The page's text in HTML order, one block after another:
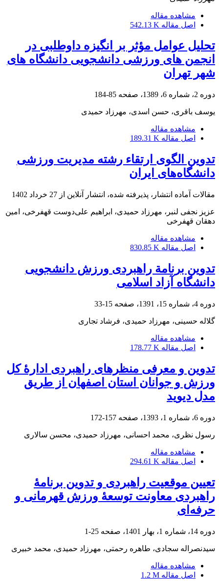
مشاهده مقاله
اصل مقاله 542.13 K
تحلیل عوامل مؤثر بر انگیزه داوطلبی در
انجمن های ورزشی دانشجویی دانشگاه های
شهر تهران
دوره 2، شماره 6، 1389، صفحه 85-184
یوسف باقری، حسن اسدی، مهرزاد حمیدی
مشاهده مقاله
اصل مقاله 189.31 K
تدوین الگوی ارتقاء رشته مدیریت ورزشی
دانشگاه‌های ایران
مقالات آماده انتشار، پذیرفته شده، انتشار آنلاین از 27 خرداد 1402
عزیز نجفی لنبر، مهرزاد حمیدی، ابراهیم علی‌دوست قهفرخی، امین
دهقان قهفرخی
مشاهده مقاله
اصل مقاله 830.85 K
تدوین برنامة راهبردی ورزش دانشجویی
دانشگاه آزاد اسلامی
دوره 4، شماره 15، 1391، صفحه 15-33
گلاله حسینی، مهرزاد حمیدی، فرشاد تجاری
مشاهده مقاله
اصل مقاله 178.77 K
تدوین و معرفی منظرهای راهبردی ادارۀ کل
ورزش و جوانان استان اصفهان از طریق
مدل دیوید
دوره 6، شماره 1، 1393، صفحه 157-172
رسول نظری، محمد احسانی، مهرزاد حمیدی، محسن سالاری
مشاهده مقاله
اصل مقاله 294.61 K
تعیین موقعیت راهبردی و تدوین برنامۀ
راهبردی معاونت توسعۀ ورزش قهرمانی و
‏حرفه‌ای
دوره 14، شماره 1، بهار 1401، صفحه 25-1
سیدنصراله سجادی، طاهره رحمتی، مهرزاد حمیدی، محمد خبیری
مشاهده مقاله
اصل مقاله 1.2 M